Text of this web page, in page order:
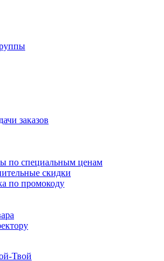
заказов
по специальным ценам
скидки
по промокоду